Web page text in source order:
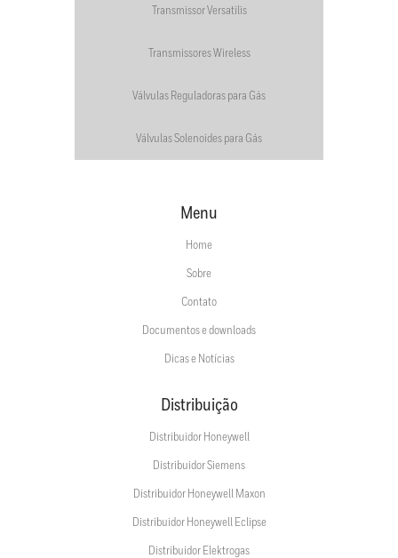
Transmissor Versatilis
Transmissores Wireless
Válvulas Reguladoras para Gás
Válvulas Solenoides para Gás
Menu
Home
Sobre
Contato
Documentos e downloads
Dicas e Notícias
Distribuição
Distribuidor Honeywell
Distribuidor Siemens
Distribuidor Honeywell Maxon
Distribuidor Honeywell Eclipse
Distribuidor Elektrogas